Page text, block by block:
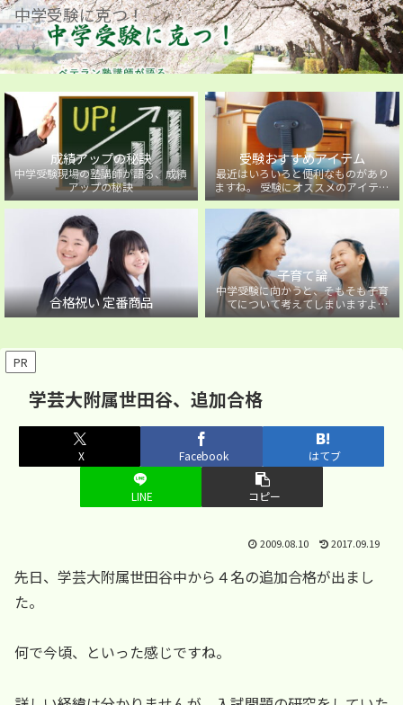
中学受験に克つ！
成績アップの秘訣
中学受験現場の塾講師が語る、成績
アップの秘訣
受験おすすめアイテム
最近はいろいろと便利なものがあり
ますね。 受験にオススメのアイテム
を紹介しています。
合格祝い 定番商品
子育て論
中学受験に向かうと、そもそも子育
てについて考えてしまいますよ
ね・・・。中学受験に向かうお子様
PR
学芸大附属世田谷、追加合格
X Facebook はてブ
LINE コピー
2009.08.10 2017.09.19
先日、学芸大附属世田谷中から４名の追加合格が出まし
た。
何で今頃、といった感じですね。